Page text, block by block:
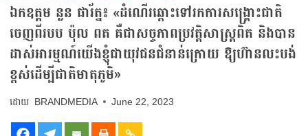
ឯកឧត្តម នួន ផារ័ត្ន៖ «ដំណើរឆ្ពោះទៅរកការសង្រ្គោះជាតិ
ចេញពីរបប ប៉ុល ពត គឺជាសច្ចភាពប្រវត្តិសាស្ត្រពិត និងបាន
ដាស់អារម្មណ៍យើងខ្ញុំជាយុវជនជំនាន់ក្រោយ ឱ្យហ៊ានលះបង់
ខ្ពស់ដើម្បីជាតិមាតុភូមិ»
BRANDMEDIA June 22, 2023